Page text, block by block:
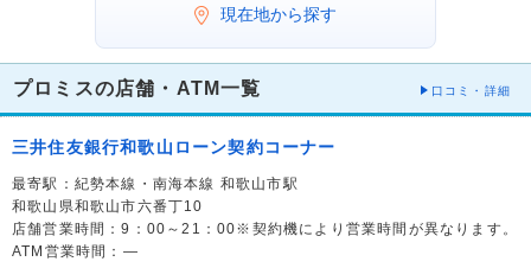
現在地から探す
プロミスの店舗・ATM一覧 口コミ・詳細
三井住友銀行和歌山ローン契約コーナー
最寄駅：紀勢本線・南海本線 和歌山市駅
和歌山県和歌山市六番丁10
店舗営業時間：9：00～21：00※契約機により営業時間が異なります。
ATM営業時間：―